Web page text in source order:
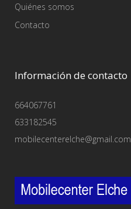
Quiénes somos
Contacto
Información de contacto
664067761
633182545
mobilecenterelche@gmail.com